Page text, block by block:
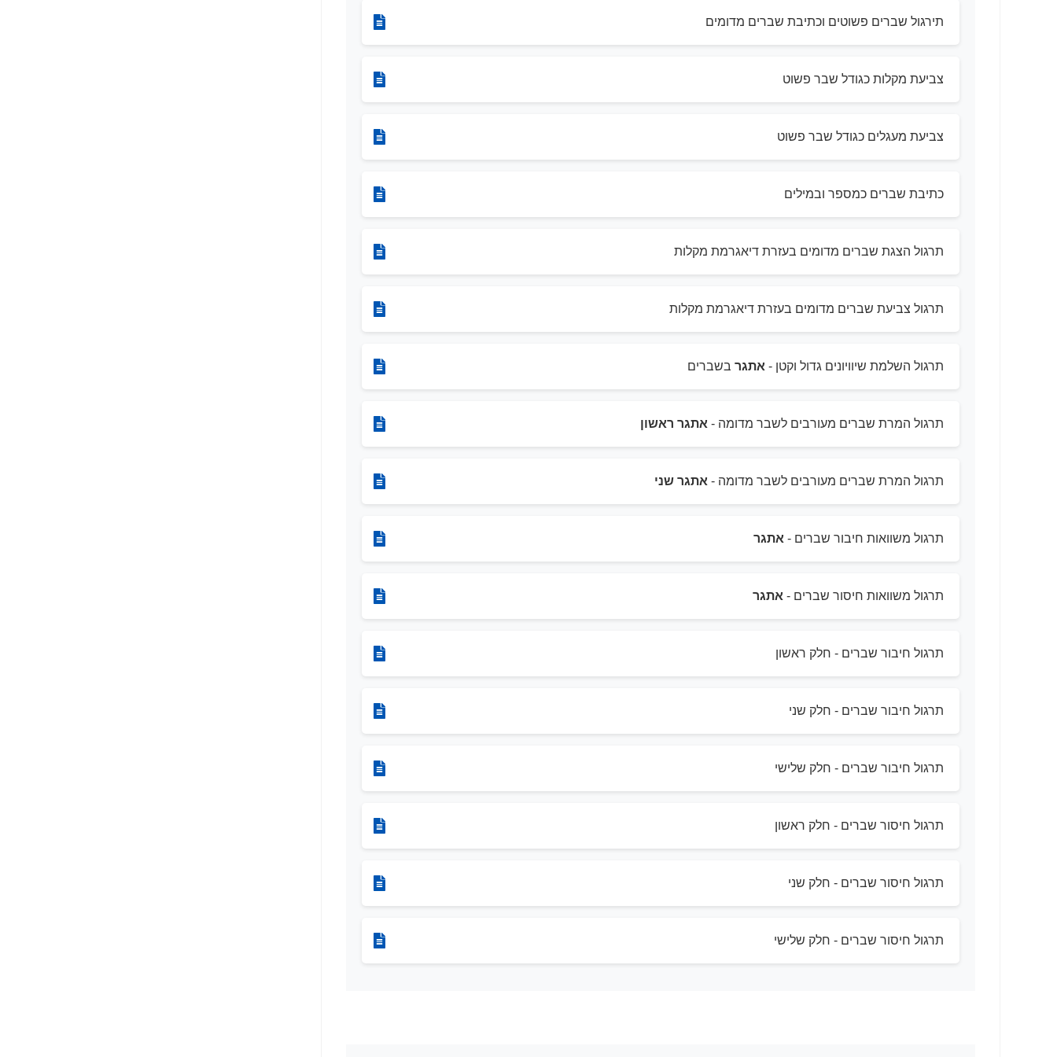
תירגול שברים פשוטים וכתיבת שברים מדומים
צביעת מקלות כגודל שבר פשוט
צביעת מעגלים כגודל שבר פשוט
כתיבת שברים כמספר ובמילים
תרגול הצגת שברים מדומים בעזרת דיאגרמת מקלות
תרגול צביעת שברים מדומים בעזרת דיאגרמת מקלות
תרגול השלמת שיוויונים גדול וקטן - אתגר בשברים
תרגול המרת שברים מעורבים לשבר מדומה - אתגר ראשון
תרגול המרת שברים מעורבים לשבר מדומה - אתגר שני
תרגול משוואות חיבור שברים - אתגר
תרגול משוואות חיסור שברים - אתגר
תרגול חיבור שברים - חלק ראשון
תרגול חיבור שברים - חלק שני
תרגול חיבור שברים - חלק שלישי
תרגול חיסור שברים - חלק ראשון
תרגול חיסור שברים - חלק שני
תרגול חיסור שברים - חלק שלישי